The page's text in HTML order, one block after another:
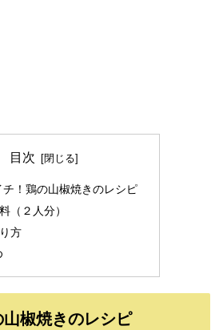
目次
チ！鶏の山椒焼きのレシピ
（２人分）
方
椒焼きのレシピ